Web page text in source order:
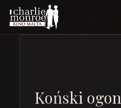
Koński ogon